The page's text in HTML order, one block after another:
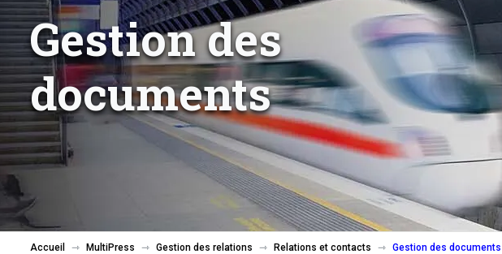
Gestion des
documents
Accueil MultiPress Gestion des relations Relations et contacts Gestion des documents